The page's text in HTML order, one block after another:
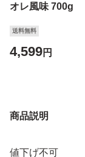
オレ風味 700g
送料無料
4,599円
商品説明
値下げ不可